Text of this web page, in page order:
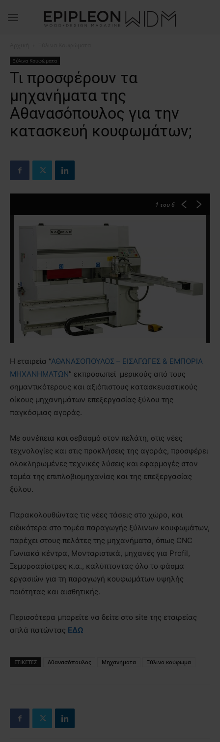
Ξύλινα Κουφώματα
Τι προσφέρουν τα
μηχανήματα της
Αθανασόπουλος για την
κατασκευή κουφωμάτων;
1 του 6
Η εταιρεία “ΑΘΑΝΑΣΟΠΟΥΛΟΣ – ΕΙΣΑΓΩΓΕΣ & ΕΜΠΟΡΙΑ
ΜΗΧΑΝΗΜΑΤΩΝ” εκπροσωπεί μερικούς από τους
σημαντικότερους και αξιόπιστους κατασκευαστικούς
οίκους μηχανημάτων επεξεργασίας ξύλου της
παγκόσμιας αγοράς.
Με συνέπεια και σεβασμό στον πελάτη, στις νέες
τεχνολογίες και στις προκλήσεις της αγοράς, προσφέρει
ολοκληρωμένες τεχνικές λύσεις και εφαρμογές στον
τομέα της επιπλοβιομηχανίας και της επεξεργασίας
ξύλου.
Παρακολουθώντας τις νέες τάσεις στο χώρο, και
ειδικότερα στο τομέα παραγωγής ξύλινων κουφωμάτων,
παρέχει στους πελάτες της μηχανήματα, όπως CNC
Γωνιακά κέντρα, Μονταριστικά, μηχανές για Profil,
Ξεμορσαρίστρες κ.α., καλύπτοντας όλο το φάσμα
εργασιών για τη παραγωγή κουφωμάτων υψηλής
ποιότητας και αισθητικής.
Περισσότερα μπορείτε να δείτε στο site της εταιρείας
απλά πατώντας ΕΔΩ
ΕΤΙΚΕΤΕΣ Αθανασόπουλος Μηχανήματα Ξύλινο κούφωμα